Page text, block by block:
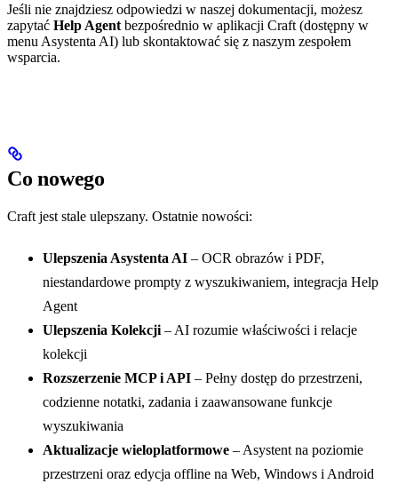
Jeśli nie znajdziesz odpowiedzi w naszej dokumentacji, możesz
zapytać Help Agent bezpośrednio w aplikacji Craft (dostępny w
menu Asystenta AI) lub skontaktować się z naszym zespołem
wsparcia.
Co nowego
Craft jest stale ulepszany. Ostatnie nowości:
Ulepszenia Asystenta AI – OCR obrazów i PDF,
niestandardowe prompty z wyszukiwaniem, integracja Help
Agent
Ulepszenia Kolekcji – AI rozumie właściwości i relacje
kolekcji
Rozszerzenie MCP i API – Pełny dostęp do przestrzeni,
codzienne notatki, zadania i zaawansowane funkcje
wyszukiwania
Aktualizacje wieloplatformowe – Asystent na poziomie
przestrzeni oraz edycja offline na Web, Windows i Android